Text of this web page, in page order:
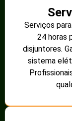
Serviços
24 horas
disjuntores.
sistema